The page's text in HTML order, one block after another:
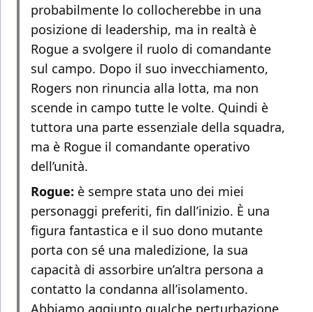
probabilmente lo collocherebbe in una
posizione di leadership, ma in realtà è
Rogue a svolgere il ruolo di comandante
sul campo. Dopo il suo invecchiamento,
Rogers non rinuncia alla lotta, ma non
scende in campo tutte le volte. Quindi è
tuttora una parte essenziale della squadra,
ma è Rogue il comandante operativo
dell’unità.
Rogue: è sempre stata uno dei miei
personaggi preferiti, fin dall’inizio. È una
figura fantastica e il suo dono mutante
porta con sé una maledizione, la sua
capacità di assorbire un’altra persona a
contatto la condanna all’isolamento.